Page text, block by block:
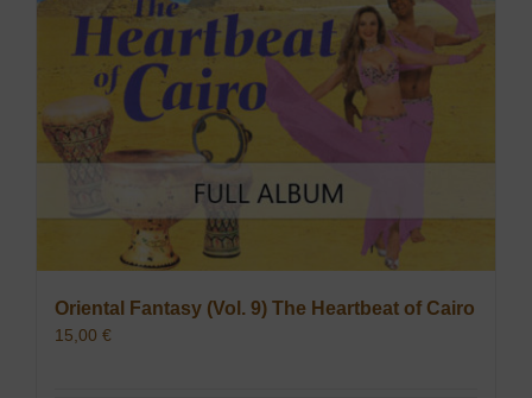
Oriental Fantasy (Vol. 9) The Heartbeat of Cairo
15,00 €